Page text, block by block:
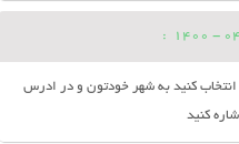
:
انتخاب کنید به شهر خودتون و در ادرس
کنید